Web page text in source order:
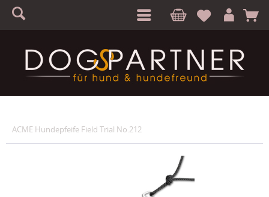
S A
ACME Hundepfeife Field Trial No.212